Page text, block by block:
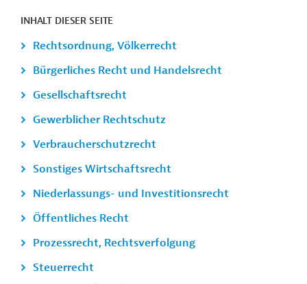
INHALT DIESER SEITE
Rechtsordnung, Völkerrecht
Bürgerliches Recht und Handelsrecht
Gesellschaftsrecht
Gewerblicher Rechtschutz
Verbraucherschutzrecht
Sonstiges Wirtschaftsrecht
Niederlassungs- und Investitionsrecht
Öffentliches Recht
Prozessrecht, Rechtsverfolgung
Steuerrecht